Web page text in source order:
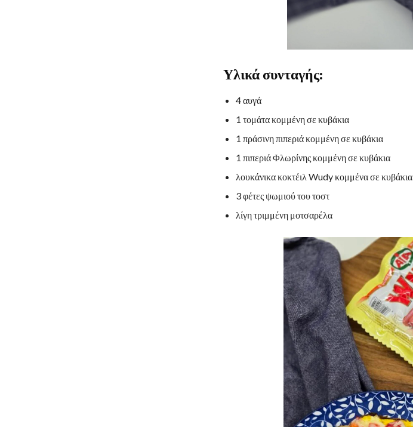
Υλικά συνταγής:
4 αυγά
1 τομάτα κομμένη σε κυβάκια
1 πράσινη πιπεριά κομμένη σε κυβάκια
1 πιπεριά Φλωρίνης κομμένη σε κυβάκια
λουκάνικα κοκτέιλ Wudy κομμένα σε κυβάκια
3 φέτες ψωμιού του τοστ
λίγη τριμμένη μοτσαρέλα